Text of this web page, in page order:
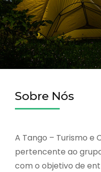
Sobre Nós
A Tango – Turismo e
pertencente ao
com o objetivo de